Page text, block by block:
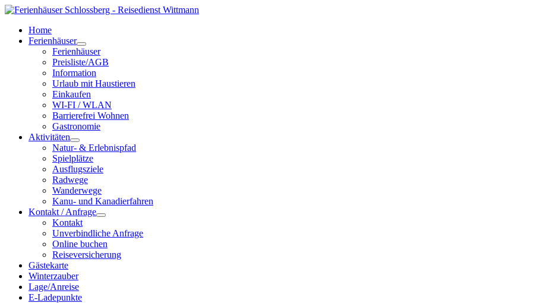
Home
Ferienhäuser
Ferienhäuser
Preisliste/AGB
Information
Urlaub mit Haustieren
Einkaufen
WI-FI / WLAN
Barrierefrei Wohnen
Gastronomie
Aktivitäten
Natur- & Erlebnispfad
Spielplätze
Ausflugsziele
Radwege
Wanderwege
Kanu- und Kanadierfahren
Kontakt / Anfrage
Kontakt
Unverbindliche Anfrage
Online buchen
Reiseversicherung
Gästekarte
Winterzauber
Lage/Anreise
E-Ladepunkte